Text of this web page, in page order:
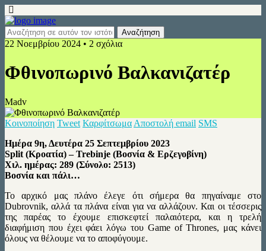
22 Νοεμβρίου 2024 • 2 σχόλια
Φθινοπωρινό Βαλκανιζατέρ
Madv
Κοινοποίηση Tweet Καρφίτσωμα Αποστολή email SMS
Ημέρα 9η, Δευτέρα 25 Σεπτεμβρίου 2023
Split (Κροατία) – Trebinje (Βοσνία & Ερζεγοβίνη)
Χιλ. ημέρας: 289 (Σύνολο: 2513)
Βοσνία και πάλι…
Το αρχικό μας πλάνο έλεγε ότι σήμερα θα πηγαίναμε στο
Dubrovnik, αλλά τα πλάνα είναι για να αλλάζουν. Και οι τέσσερις
της παρέας το έχουμε επισκεφτεί παλαιότερα, και η τρελή
διαφήμιση που έχει φάει λόγω του Game of Thrones, μας κάνει
όλους να θέλουμε να το αποφύγουμε.